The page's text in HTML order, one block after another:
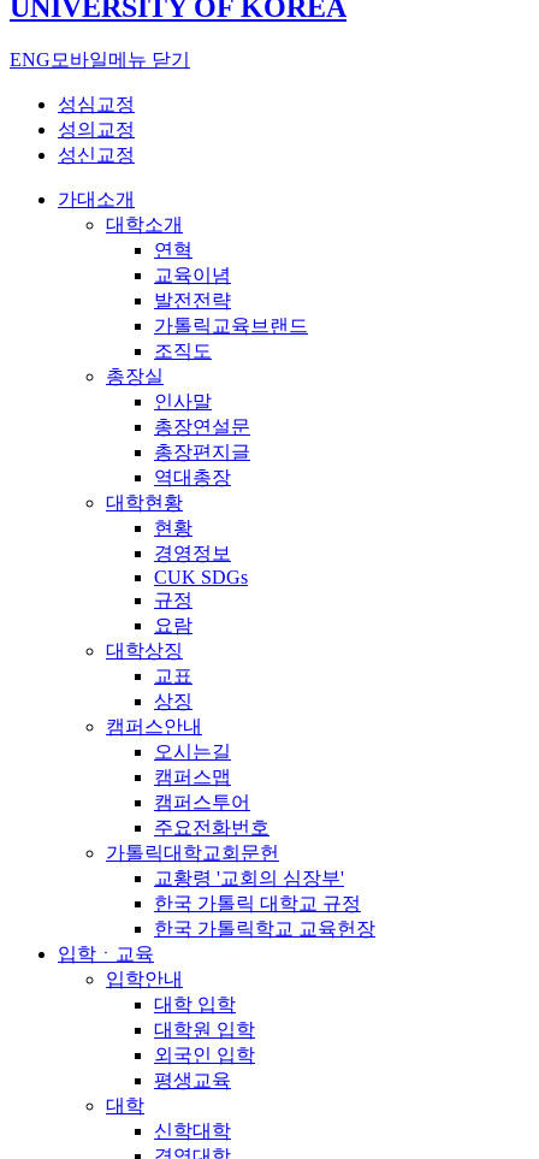
ENG 모바일메뉴 닫기
성심교정
성의교정
성신교정
가대소개
대학소개
연혁
교육이념
발전전략
가톨릭교육브랜드
조직도
총장실
인사말
총장연설문
총장편지글
역대총장
대학현황
현황
경영정보
CUK SDGs
규정
요람
대학상징
교표
상징
캠퍼스안내
오시는길
캠퍼스맵
캠퍼스투어
주요전화번호
가톨릭대학교회문헌
교황령 '교회의 심장부'
한국 가톨릭 대학교 규정
한국 가톨릭학교 교육헌장
입학ㆍ교육
입학안내
대학 입학
대학원 입학
외국인 입학
평생교육
대학
신학대학